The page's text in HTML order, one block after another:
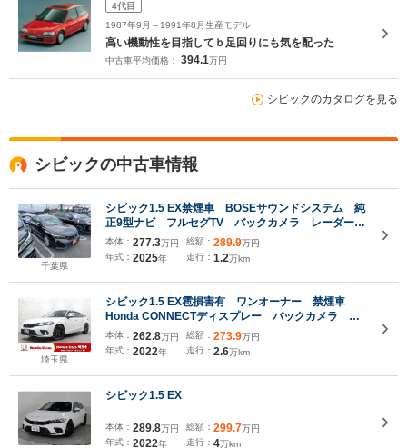
4代目
1987年9月～1991年8月生産モデル
高い機動性を目指してｂ足回りにも気を配った
中古車平均価格： 394.1万円
シビックのカタログを見る
シビックの中古車情報
千葉県
シビック1.5 EX禁煙車 BOSEサウンドシステム 純
正9型ナビ フルセグTV バックカメラ レーダーク
ルーズコントロール ホンダセンシングシステム ブ
ラインドスポットモニター パワーシート
本体： 277.3万円
年式： 2025年
総額： 289.9万円
走行： 1.2万km
埼玉県
シビック1.5 EX雹損害有 ワンオーナー 禁煙車
Honda CONNECTディスプレー バックカメラ
ETC ホンダセンシング パーキングセンサー アダ
プティブドライビングビーム 電動シート シートヒ
ーター
本体： 262.8万円
年式： 2022年
総額： 273.9万円
走行： 2.6万km
シビック1.5 EX
本体： 289.8万円
年式： 2022年
総額： 299.7万円
走行： 4万km